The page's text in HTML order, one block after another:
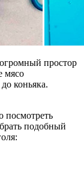
простор
мясо
коньяка.
посмотреть
подобный